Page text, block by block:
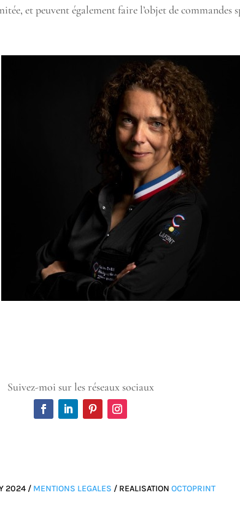
et peuvent également faire l’objet de commandes
Suivez-moi sur les réseaux sociaux
2024 / MENTIONS LEGALES / REALISATION OCTOPRINT